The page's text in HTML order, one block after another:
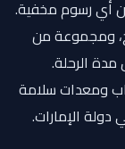
أي رسوم مخفية.
ومجموعة من
الرحلة.
ومعدات سلامة
الإمارات.